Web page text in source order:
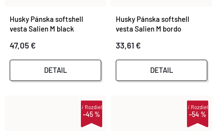
Husky Pánska softshell
vesta Salien M black
47,05 €
DETAIL
Husky Pánska softshell
vesta Salien M bordo
33,61 €
DETAIL
–45 %
iRozdiel
–54 %
iRozdiel